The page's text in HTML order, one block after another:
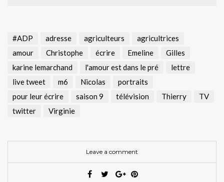
#ADP adresse agriculteurs
agricultrices
amour
Christophe écrire Emeline
Gilles
karine lemarchand
l'amour est dans le pré
lettre
live tweet
m6 Nicolas
portraits
pour leur écrire
saison 9 télévision Thierry
TV
twitter
Virginie
Leave a comment